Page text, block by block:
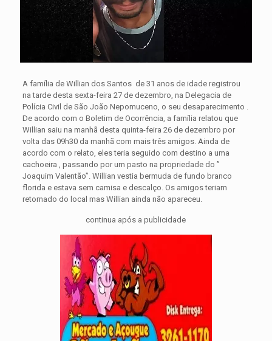
A família de Willian dos Santos de 31 anos de idade registrou
na tarde desta sexta-feira 27 de dezembro, na Delegacia de
Polícia Civil de São João Nepomuceno, o seu desaparecimento .
De acordo com o Boletim de Ocorrência, a família relatou que
Willian saiu na manhã desta quinta-feira 26 de dezembro por
volta das 09h30 da manhã com mais três amigos. Ainda de
acordo com o relato, eles teria seguido com destino a uma
cachoeira , passando por um pasto na propriedade do ”
Joaquim Valentão”. Willian vestia bermuda de fundo branco
florida e estava sem camisa e descalço. Os amigos teriam
retornado do local mas Willian ainda não apareceu.
continua após a publicidade